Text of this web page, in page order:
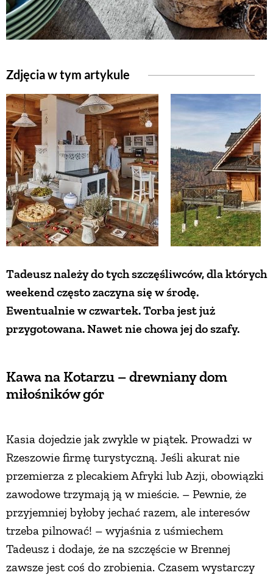
Zdjęcia w tym artykule
Tadeusz należy do tych szczęśliwców, dla których
weekend często zaczyna się w środę.
Ewentualnie w czwartek. Torba jest już
przygotowana. Nawet nie chowa jej do szafy.
Kawa na Kotarzu – drewniany dom
miłośników gór
Kasia dojedzie jak zwykle w piątek. Prowadzi w
Rzeszowie firmę turystyczną. Jeśli akurat nie
przemierza z plecakiem Afryki lub Azji, obowiązki
zawodowe trzymają ją w mieście. – Pewnie, że
przyjemniej byłoby jechać razem, ale interesów
trzeba pilnować! – wyjaśnia z uśmiechem
Tadeusz i dodaje, że na szczęście w Brennej
zawsze jest coś do zrobienia. Czasem wystarczy
ZWIERZĘTA DOMOWE
ZWIERZĘTA W NATURZE
GRZYBY
KRAJOBRAZ
RĘKODZIEŁO
RZEMIOSŁO
ZRÓB TO SAM
ŚNIADANIA
ZUPY
DANIA GŁÓWNE
CIASTA I DESERY
DODATKI